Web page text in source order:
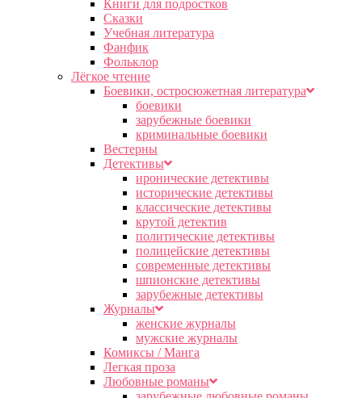
Книги для подростков
Сказки
Учебная литература
Фанфик
Фольклор
Лёгкое чтение
Боевики, остросюжетная литература
боевики
зарубежные боевики
криминальные боевики
Вестерны
Детективы
иронические детективы
исторические детективы
классические детективы
крутой детектив
политические детективы
полицейские детективы
современные детективы
шпионские детективы
зарубежные детективы
Журналы
женские журналы
мужские журналы
Комиксы / Манга
Легкая проза
Любовные романы